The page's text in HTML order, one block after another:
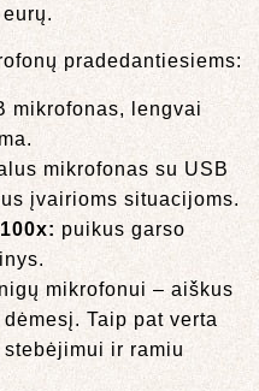
pradedantiesiems:
mikrofonas, lengvai
mikrofonas su USB
įvairioms situacijoms.
puikus garso
mikrofonui – aiškus
Taip pat verta
ir ramiu